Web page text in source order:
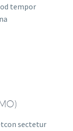
tempor
sectetur